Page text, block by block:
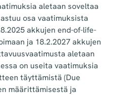
aletaan soveltaa
osa vaatimuksista
akkujen end-of-life-
ja 18.2.2027 akkujen
aletaan
on useita vaatimuksia
täyttämistä (Due
määrittämisestä ja